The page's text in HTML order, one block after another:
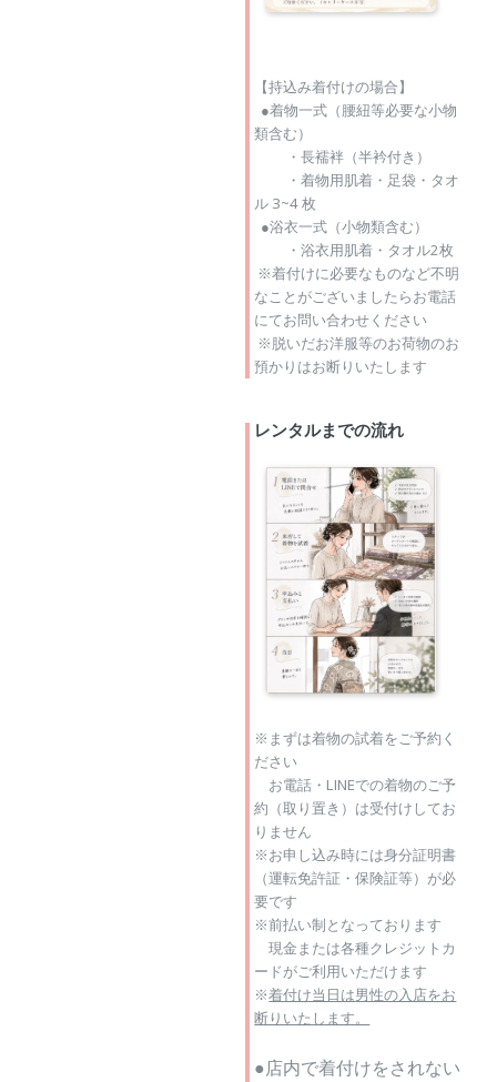
【持込み着付けの場合】
●着物一式（腰紐等必要な小物
類含む）
・長襦袢（半衿付き）
・着物用肌着・足袋・タオ
ル 3~4 枚
●浴衣一式（小物類含む）
・浴衣用肌着・タオル2枚
※着付けに必要なものなど不明
なことがございましたらお電話
にてお問い合わせください
※脱いだお洋服等のお荷物のお
預かりはお断りいたします
レンタルまでの流れ
※まずは着物の試着をご予約く
ださい
お電話・LINEでの着物のご予
約（取り置き）は受付けしてお
りません
※お申し込み時には身分証明書
（運転免許証・保険証等）が必
要です
※前払い制となっております
現金または各種クレジットカ
ードがご利用いただけます
※着付け当日は男性の入店をお
断りいたします。
●店内で着付けをされない